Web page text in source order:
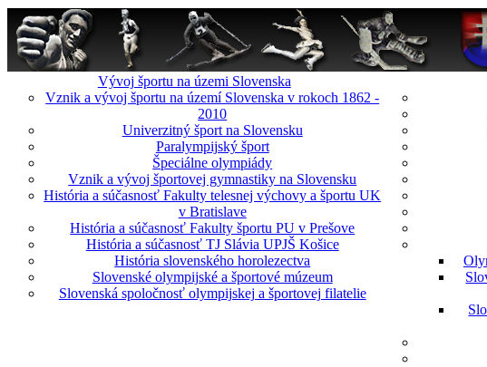
Vývoj športu na územi Slovenska
Vznik a vývoj športu na území Slovenska v rokoch 1862 -
2010
Univerzitný šport na Slovensku
Paralympijský šport
Špeciálne olympiády
Vznik a vývoj športovej gymnastiky na Slovensku
História a súčasnosť Fakulty telesnej výchovy a športu UK
v Bratislave
História a súčasnosť Fakulty športu PU v Prešove
História a súčasnosť TJ Slávia UPJŠ Košice
História slovenského horolezectva
Slovenské olympijské a športové múzeum
Slovenská spoločnosť olympijskej a športovej filatelie